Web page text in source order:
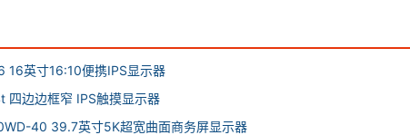
16英寸16:10便携IPS显示器
边边框窄 IPS触摸显示器
40 39.7英寸5K超宽曲面商务屏显示器